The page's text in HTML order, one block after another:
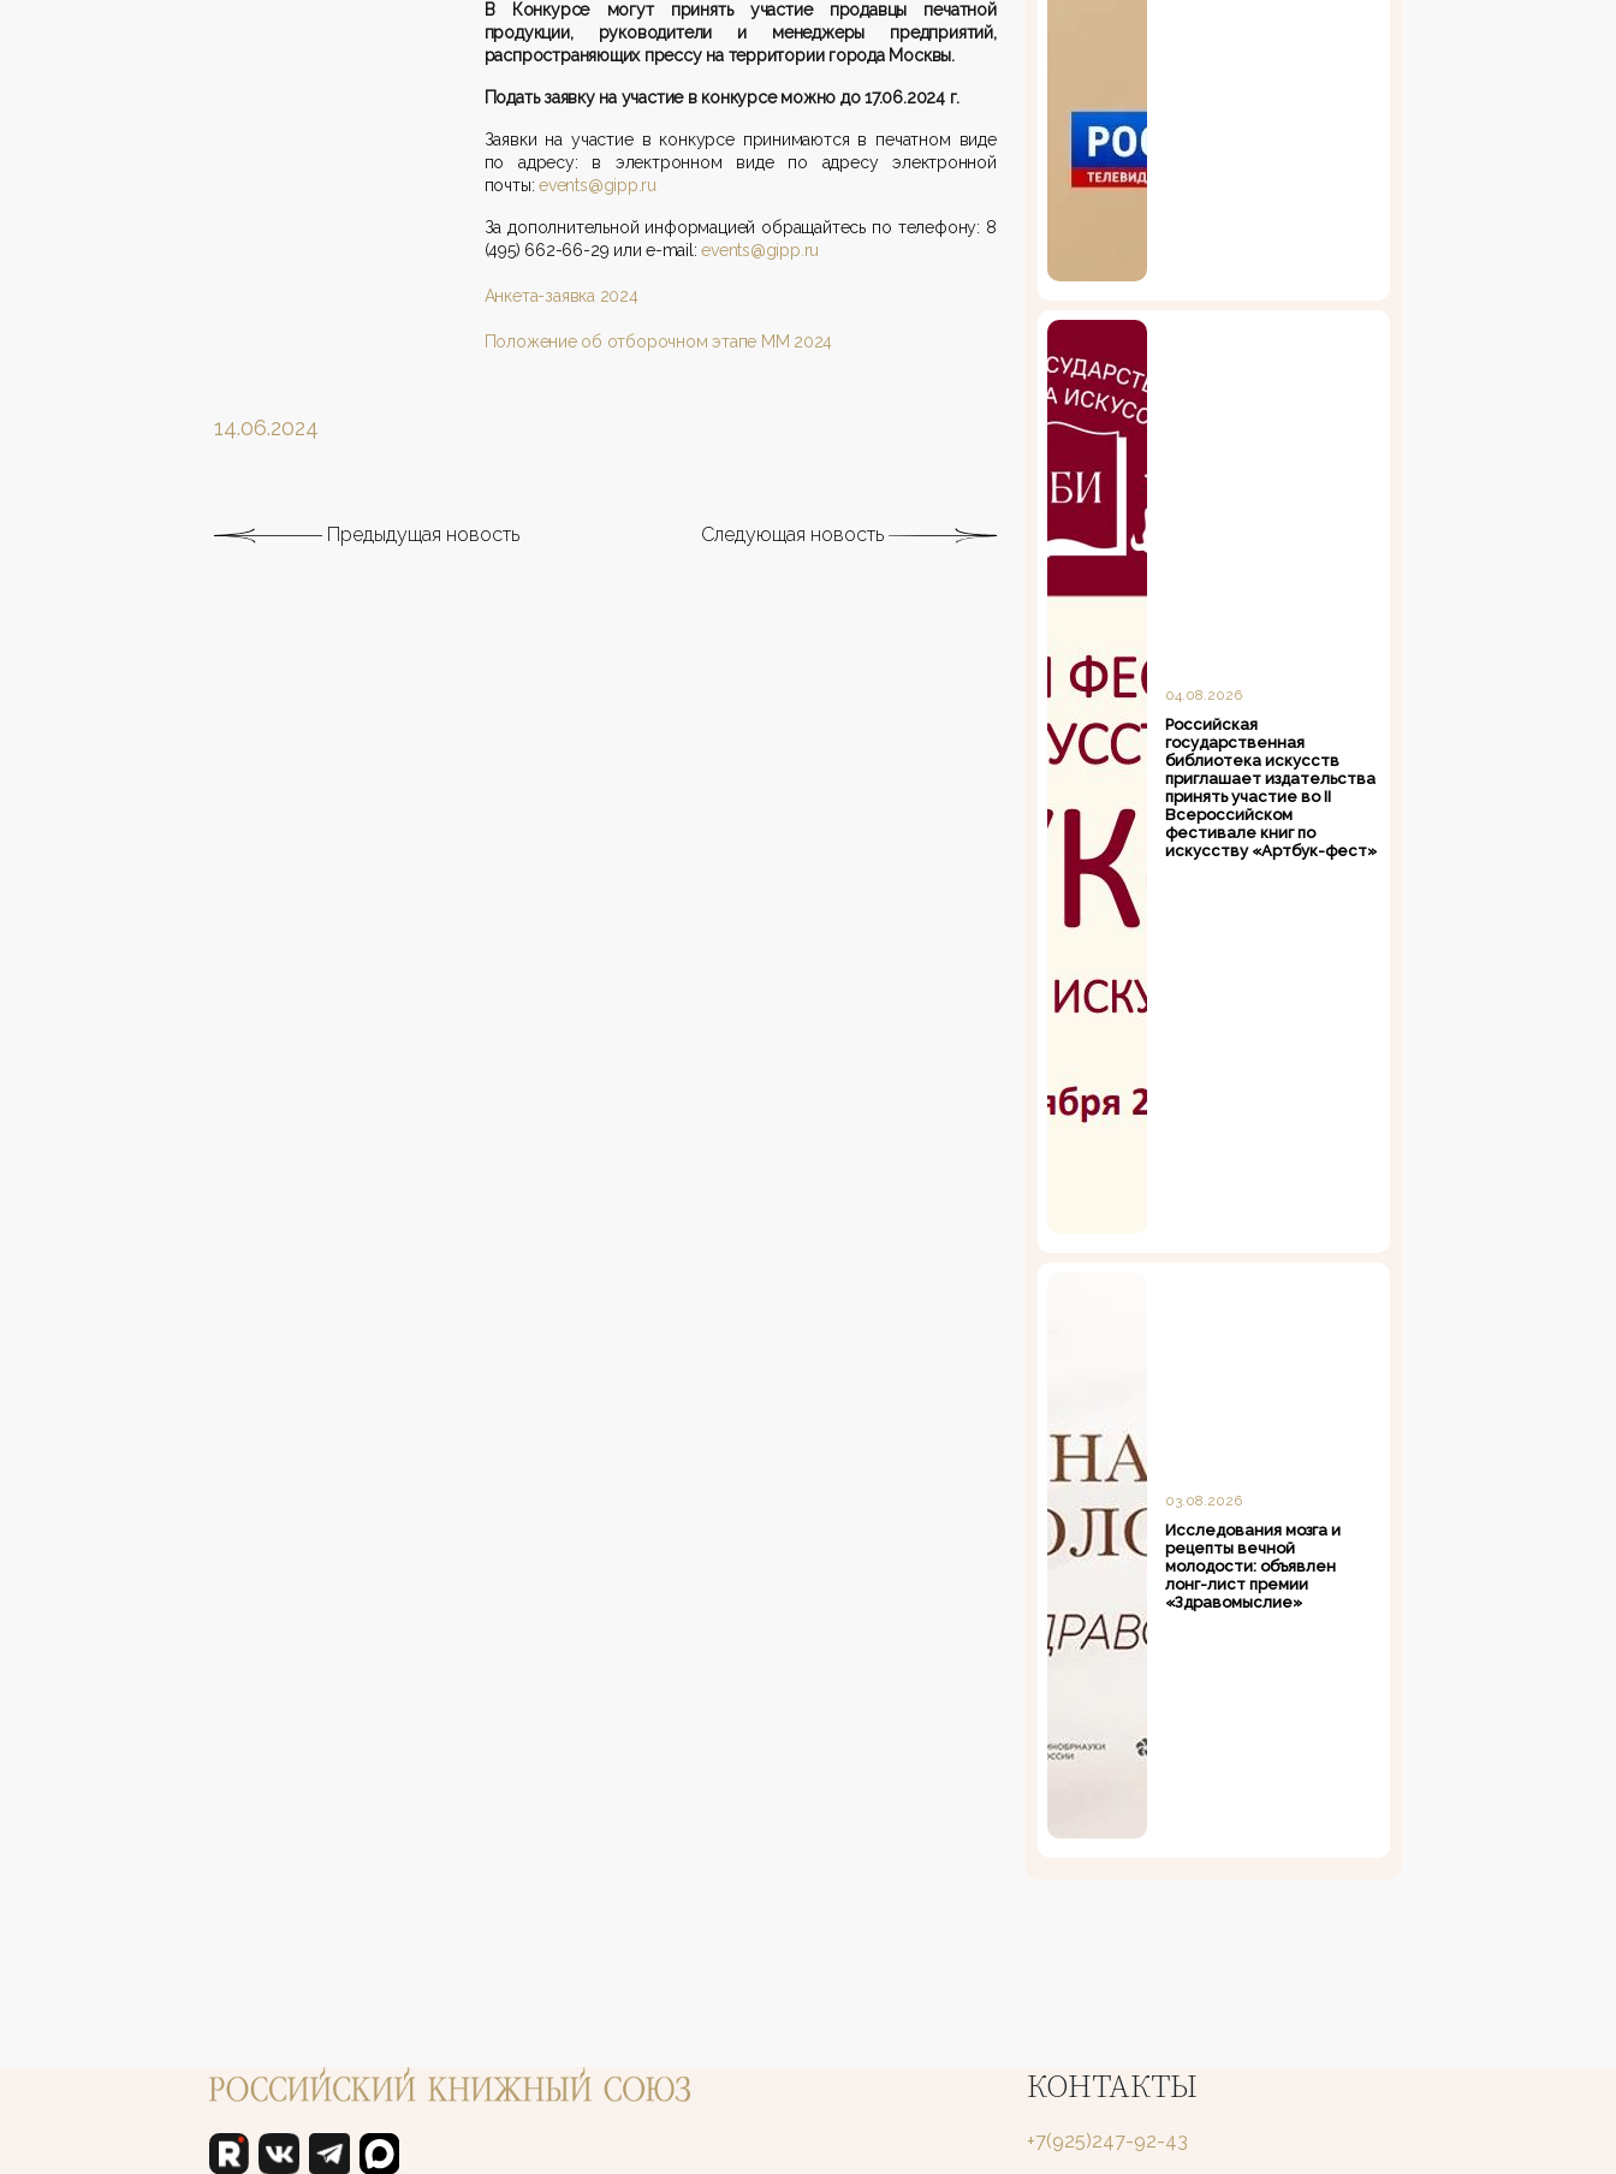
В Конкурсе могут принять участие продавцы печатной
продукции, руководители и менеджеры предприятий,
распространяющих прессу на территории города Москвы.
Подать заявку на участие в конкурсе можно до 17.06.2024 г.
Заявки на участие в конкурсе принимаются в печатном виде
по адресу: в электронном виде по адресу электронной
почты: events@gipp.ru
За дополнительной информацией обращайтесь по телефону: 8
(495) 662-66-29 или e-mail:events@gipp.ru
Анкета-заявка 2024
Положение об отборочном этапе ММ 2024
14.06.2024
Предыдущая новость Следующая новость
04.08.2026
Российская
государственная
библиотека искусств
приглашает издательства
принять участие во II
Всероссийском
фестивале книг по
искусству «Артбук-фест»
03.08.2026
Исследования мозга и
рецепты вечной
молодости: объявлен
лонг-лист премии
«Здравомыслие»
КОНТАКТЫ
+7(925)247-92-43